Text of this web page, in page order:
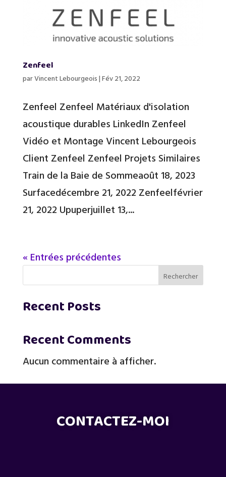
Zenfeel
parVincent Lebourgeois|Fév 21, 2022
Zenfeel Zenfeel Matériaux d'isolation
acoustique durables LinkedIn Zenfeel
Vidéo et Montage Vincent Lebourgeois
Client Zenfeel Zenfeel Projets Similaires
Train de la Baie de Sommeaoût 18, 2023
Surfacedécembre 21, 2022 Zenfeelfévrier
21, 2022 Upuperjuillet 13,...
« Entrées précédentes
Rechercher
Recent Posts
Recent Comments
Aucun commentaire à afficher.
CONTACTEZ-MOI